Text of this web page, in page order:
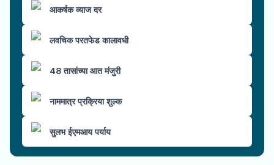
आकर्षक व्याज दर
लवचिक परतफेड कालावधी
48 तासांच्या आत मंजुरी
नाममात्र प्रक्रिया शुल्क
सुलभ ईएमआय पर्याय